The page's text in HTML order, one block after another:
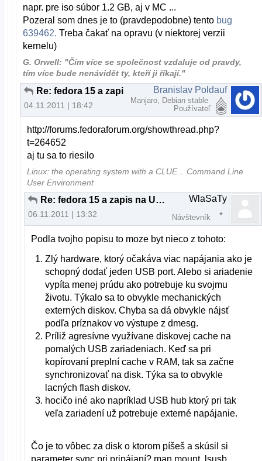
napr. pre iso súbor 1.2 GB, aj v MC ...
Pozeral som dnes je to (pravdepodobne) tento bug
639462. Treba čakať na opravu (v niektorej verzii
kernelu)
G. Orwell: "Čím více se společnost vzdaluje od pravdy,
tím více bude nenávidět ty, kteří ji říkají."
Re: fedora 15 a zapis na USB
04.11.2011 | 18:42
Branislav Poldauf
Manjaro, Debian stable
Používateľ
http://forums.fedoraforum.org/showthread.php?
t=264652
aj tu sa to riesilo
Linux: the operating system with a CLUE... Command Line
User Environment
Re: fedora 15 a zapis na USB
06.11.2011 | 13:32
WlaSaTy
Návštevník
Podla tvojho popisu to moze byt nieco z tohoto:
Zlý hardware, ktorý očakáva viac napájania ako je
schopný dodať jeden USB port. Alebo si ariadenie
vypíta menej prúdu ako potrebuje ku svojmu
životu. Týkalo sa to obvykle mechanických
externých diskov. Chyba sa dá obvykle nájsť
podľa príznakov vo výstupe z dmesg.
Príliž agresívne využívane diskovej cache na
pomalých USB zariadeniach. Keď sa pri
kopírovaní preplní cache v RAM, tak sa začne
synchronizovať na disk. Týka sa to obvykle
lacných flash diskov.
hocičo iné ako napríklad USB hub ktorý pri tak
veľa zariadení už potrebuje externé napájanie.
Čo je to vôbec za disk o ktorom píšeš a skúsil si
parameter sync pri pripájaní? man mount, lsusb,